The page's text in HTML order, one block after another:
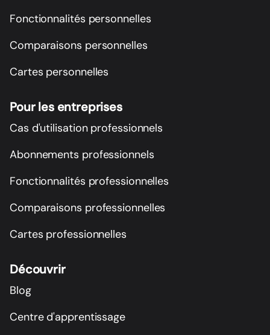
Fonctionnalités personnelles
Comparaisons personnelles
Cartes personnelles
Pour les entreprises
Cas d'utilisation professionnels
Abonnements professionnels
Fonctionnalités professionnelles
Comparaisons professionnelles
Cartes professionnelles
Découvrir
Blog
Centre d'apprentissage